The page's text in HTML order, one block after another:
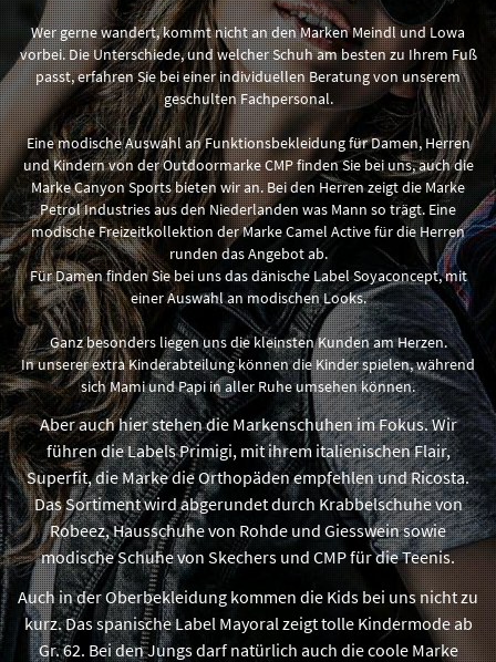
Wer gerne wandert, kommt nicht an den Marken Meindl und Lowa
vorbei. Die Unterschiede, und welcher Schuh am besten zu Ihrem Fuß
passt, erfahren Sie bei einer individuellen Beratung von unserem
geschulten Fachpersonal.
Eine modische Auswahl an Funktionsbekleidung für Damen, Herren
und Kindern von der Outdoormarke CMP finden Sie bei uns, auch die
Marke Canyon Sports bieten wir an. Bei den Herren zeigt die Marke
Petrol Industries aus den Niederlanden was Mann so trägt. Eine
modische Freizeitkollektion der Marke Camel Active für die Herren
runden das Angebot ab.
Für Damen finden Sie bei uns das dänische Label Soyaconcept, mit
einer Auswahl an modischen Looks.
Ganz besonders liegen uns die kleinsten Kunden am Herzen.
In unserer extra Kinderabteilung können die Kinder spielen, während
sich Mami und Papi in aller Ruhe umsehen können.
Aber auch hier stehen die Markenschuhen im Fokus. Wir
führen die Labels Primigi, mit ihrem italienischen Flair,
Superfit, die Marke die Orthopäden empfehlen und Ricosta.
Das Sortiment wird abgerundet durch Krabbelschuhe von
Robeez, Hausschuhe von Rohde und Giesswein sowie
modische Schuhe von Skechers und CMP für die Teenis.
Auch in der Oberbekleidung kommen die Kids bei uns nicht zu
kurz. Das spanische Label Mayoral zeigt tolle Kindermode ab
Gr. 62. Bei den Jungs darf natürlich auch die coole Marke